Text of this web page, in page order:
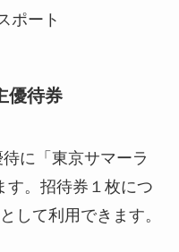
ポート
優待券
に「東京サマーラ
す。招待券１枚につ
して利用できます。